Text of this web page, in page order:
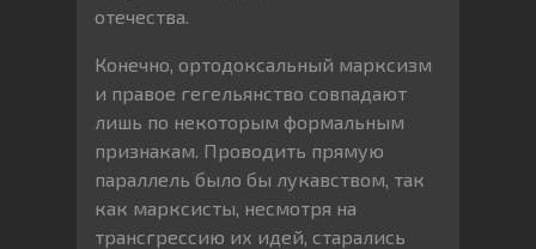
отечества.
Конечно, ортодоксальный марксизм
и правое гегельянство совпадают
лишь по некоторым формальным
признакам. Проводить прямую
параллель было бы лукавством, так
как марксисты, несмотря на
трансгрессию их идей, старались